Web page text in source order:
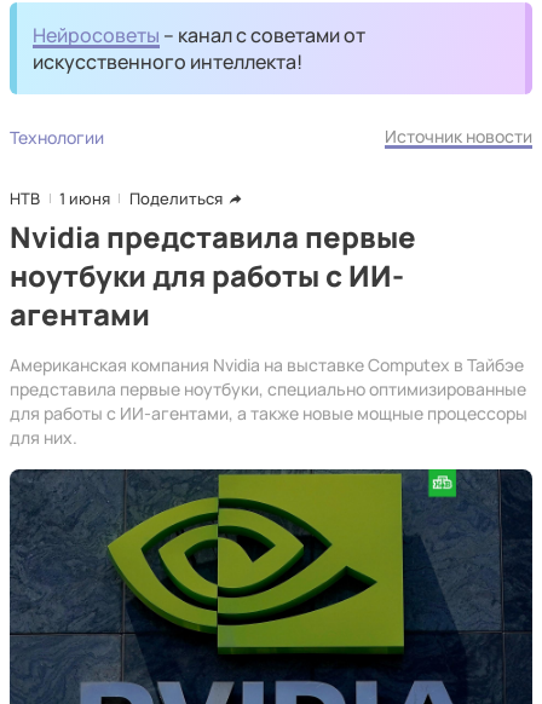
Нейросоветы – канал с советами от
искусственного интеллекта!
Технологии Источник новости
НТВ 1 июня Поделиться
Nvidia представила первые
ноутбуки для работы с ИИ-
агентами
Американская компания Nvidia на выставке Computex в Тайбэе
представила первые ноутбуки, специально оптимизированные
для работы с ИИ-агентами, а также новые мощные процессоры
для них.